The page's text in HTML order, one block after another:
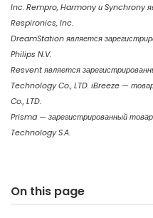
Inc. Rempro, Harmony и Synchrony
Respironics, Inc.
DreamStation является
Philips N.V.
Resvent является
Technology Co., LTD. iBreeze —
Co., LTD.
Prisma — зарегистрированный
Technology S.A.
On this page